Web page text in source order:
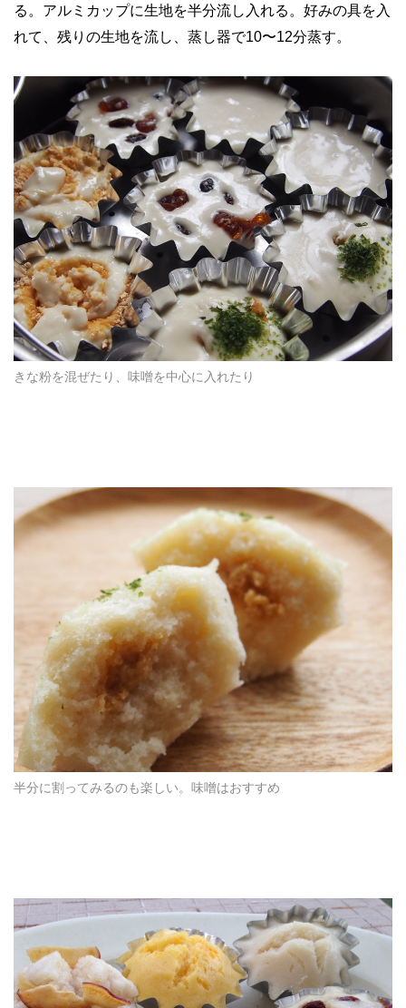
る。アルミカップに生地を半分流し入れる。好みの具を入
れて、残りの生地を流し、蒸し器で10〜12分蒸す。
きな粉を混ぜたり、味噌を中心に入れたり
半分に割ってみるのも楽しい。味噌はおすすめ